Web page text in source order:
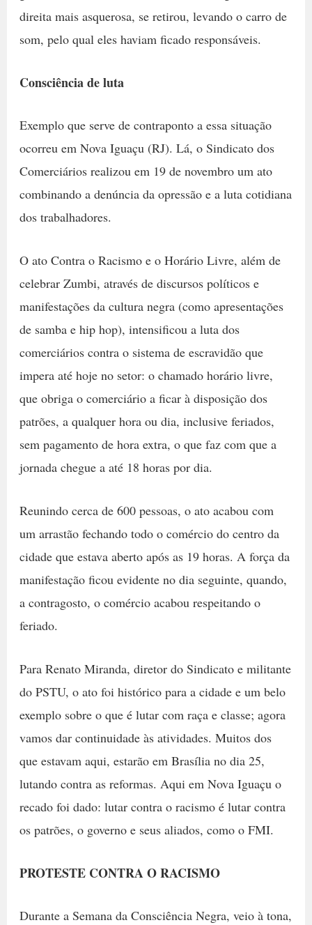
direita mais asquerosa, se retirou, levando o carro de
som, pelo qual eles haviam ficado responsáveis.
Consciência de luta
Exemplo que serve de contraponto a essa situação
ocorreu em Nova Iguaçu (RJ). Lá, o Sindicato dos
Comerciários realizou em 19 de novembro um ato
combinando a denúncia da opressão e a luta cotidiana
dos trabalhadores.
O ato Contra o Racismo e o Horário Livre, além de
celebrar Zumbi, através de discursos políticos e
manifestações da cultura negra (como apresentações
de samba e hip hop), intensificou a luta dos
comerciários contra o sistema de escravidão que
impera até hoje no setor: o chamado horário livre,
que obriga o comerciário a ficar à disposição dos
patrões, a qualquer hora ou dia, inclusive feriados,
sem pagamento de hora extra, o que faz com que a
jornada chegue a até 18 horas por dia.
Reunindo cerca de 600 pessoas, o ato acabou com
um arrastão fechando todo o comércio do centro da
cidade que estava aberto após as 19 horas. A força da
manifestação ficou evidente no dia seguinte, quando,
a contragosto, o comércio acabou respeitando o
feriado.
Para Renato Miranda, diretor do Sindicato e militante
do PSTU, o ato foi histórico para a cidade e um belo
exemplo sobre o que é lutar com raça e classe; agora
vamos dar continuidade às atividades. Muitos dos
que estavam aqui, estarão em Brasília no dia 25,
lutando contra as reformas. Aqui em Nova Iguaçu o
recado foi dado: lutar contra o racismo é lutar contra
os patrões, o governo e seus aliados, como o FMI.
PROTESTE CONTRA O RACISMO
Durante a Semana da Consciência Negra, veio à tona,